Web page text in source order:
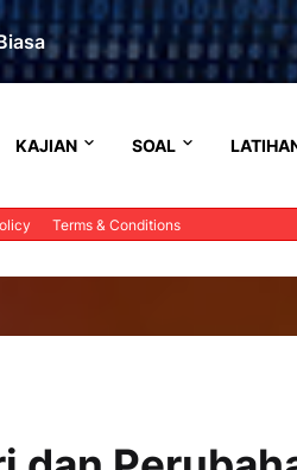
KAJIAN SOAL
Terms & Conditions